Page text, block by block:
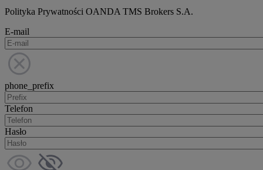
Polityka Prywatności OANDA TMS Brokers S.A.
E-mail
phone_prefix
Telefon
Hasło